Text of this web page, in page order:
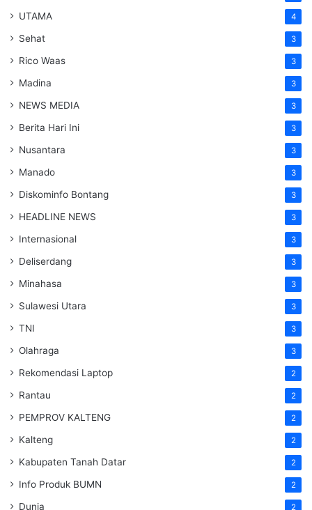
UTAMA 4
Sehat 3
Rico Waas 3
Madina 3
NEWS MEDIA 3
Berita Hari Ini 3
Nusantara 3
Manado 3
Diskominfo Bontang 3
HEADLINE NEWS 3
Internasional 3
Deliserdang 3
Minahasa 3
Sulawesi Utara 3
TNI 3
Olahraga 3
Rekomendasi Laptop 2
Rantau 2
PEMPROV KALTENG 2
Kalteng 2
Kabupaten Tanah Datar 2
Info Produk BUMN 2
Dunia 2